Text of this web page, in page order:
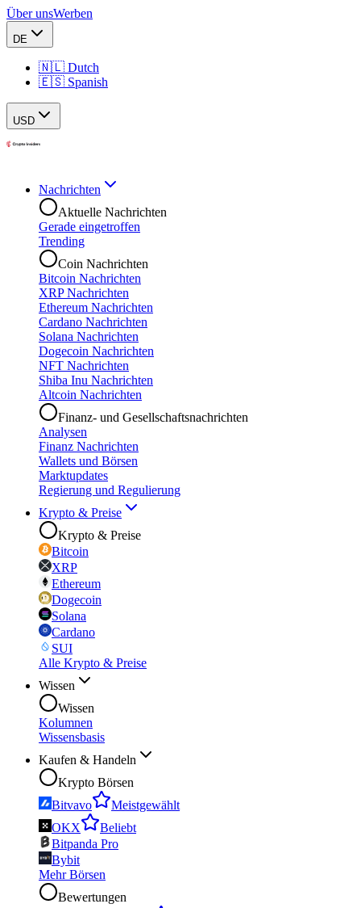
Über unsWerben
DE
🇳🇱 Dutch
🇪🇸 Spanish
USD
Nachrichten
Aktuelle Nachrichten
Gerade eingetroffen
Trending
Coin Nachrichten
Bitcoin Nachrichten
XRP Nachrichten
Ethereum Nachrichten
Cardano Nachrichten
Solana Nachrichten
Dogecoin Nachrichten
NFT Nachrichten
Shiba Inu Nachrichten
Altcoin Nachrichten
Finanz- und Gesellschaftsnachrichten
Analysen
Finanz Nachrichten
Wallets und Börsen
Marktupdates
Regierung und Regulierung
Krypto & Preise
Krypto & Preise
Bitcoin
XRP
Ethereum
Dogecoin
Solana
Cardano
SUI
Alle Krypto & Preise
Wissen
Wissen
Kolumnen
Wissensbasis
Kaufen & Handeln
Krypto Börsen
Bitvavo
Meistgewählt
OKX
Beliebt
Bitpanda Pro
Bybit
Mehr Börsen
Bewertungen